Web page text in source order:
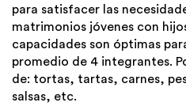
para satisfacer las
matrimonios jóvenes con
capacidades son óptimas
promedio de 4 integrantes.
de: tortas, tartas, carnes,
salsas, etc.